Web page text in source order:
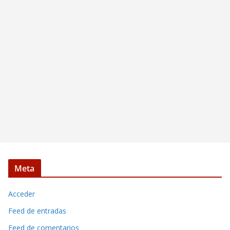
Meta
Acceder
Feed de entradas
Feed de comentarios